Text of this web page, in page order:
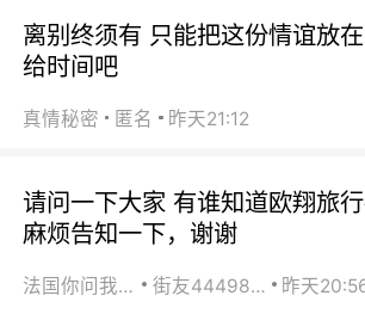
离别终须有 只能把这份情谊放
给时间吧
真情秘密 匿名 昨天21:12
请问一下大家 有谁知道欧翔旅行
麻烦告知一下，谢谢
法国你问我答 街友44498484 昨天